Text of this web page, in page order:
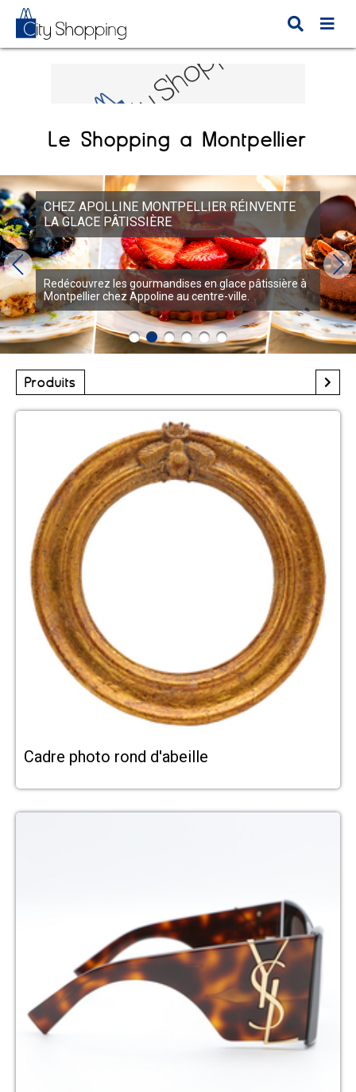
Le Shopping à Montpellier
ALLÉE DE LA MERCERIE À MONTPELLIER :
DÉCOUVREZ NOTRE NOUVELLE ADRESSE !
Découvrez la nouvelle adresse du magasin Allée de la
Mercerie à Montpellier.
Produits
Cadre photo rond d'abeille